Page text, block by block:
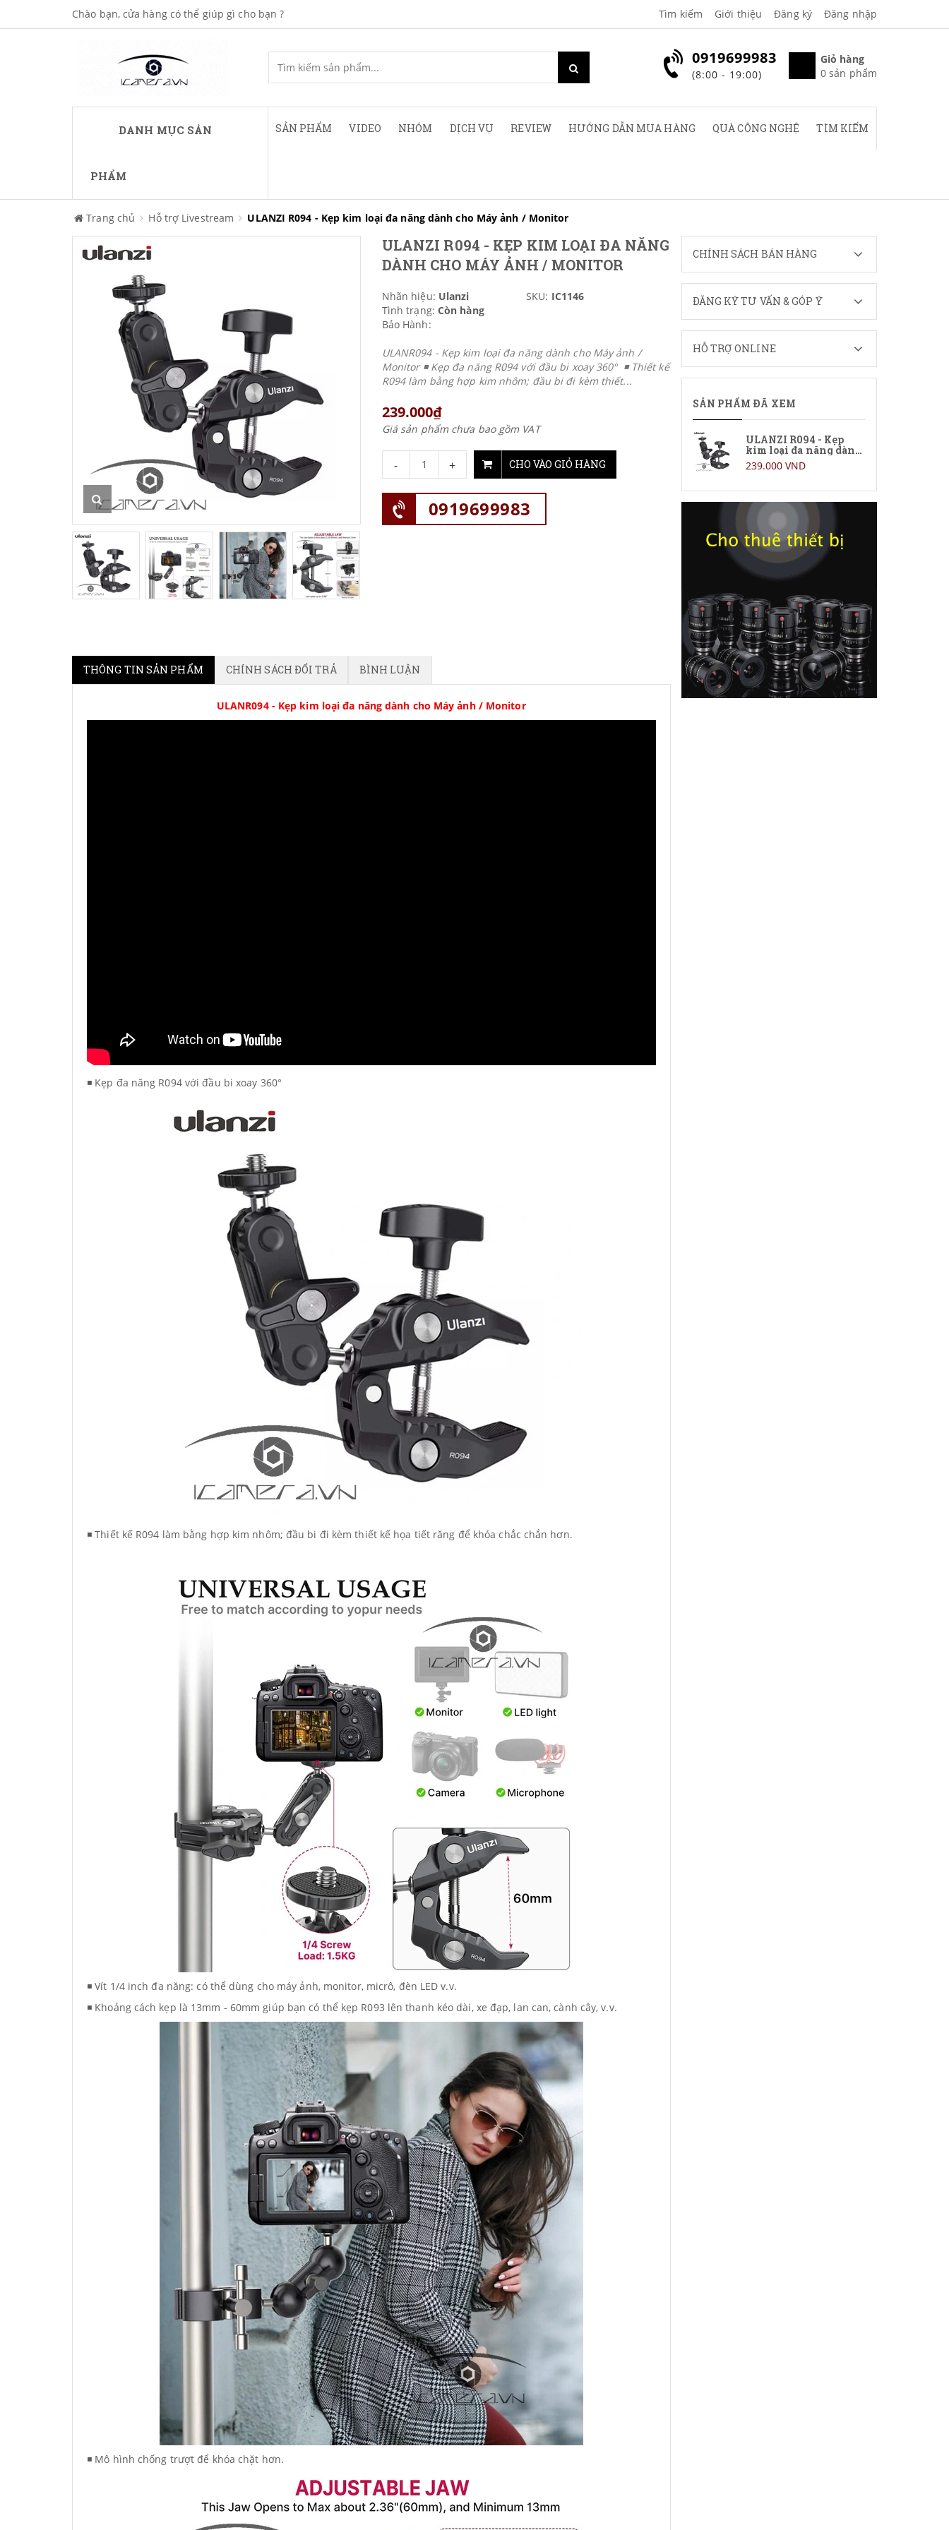
Chào bạn, cửa hàng có thể giúp gì cho bạn ? Tìm kiếm Giới thiệu Đăng ký Đăng nhập
Giỏ hàng
0 sản phẩm
0919699983
(8:00 - 19:00)
DANH MỤC SẢN
PHẨM
SẢN PHẨM VIDEO NHÓM DỊCH VỤ REVIEW HƯỚNG DẪN MUA HÀNG QUÀ CÔNG NGHỆ TÌM KIẾM
Trang chủ Hỗ trợ Livestream ULANZI R094 - Kẹp kim loại đa năng dành cho Máy ảnh / Monitor
ULANZI R094 - KẸP KIM LOẠI ĐA NĂNG
DÀNH CHO MÁY ẢNH / MONITOR
Nhãn hiệu: Ulanzi SKU: IC1146
Tình trạng: Còn hàng
Bảo Hành:
ULANR094 - Kẹp kim loại đa năng dành cho Máy ảnh /
Monitor ◾ Kẹp đa năng R094 với đầu bi xoay 360° ◾ Thiết kế
R094 làm bằng hợp kim nhôm; đầu bi đi kèm thiết...
239.000₫
Giá sản phẩm chưa bao gồm VAT
- + CHO VÀO GIỎ HÀNG
0919699983
THÔNG TIN SẢN PHẨM CHÍNH SÁCH ĐỔI TRẢ BÌNH LUẬN
ULANR094 - Kẹp kim loại đa năng dành cho Máy ảnh / Monitor
◾ Kẹp đa năng R094 với đầu bi xoay 360°
◾ Thiết kế R094 làm bằng hợp kim nhôm; đầu bi đi kèm thiết kế họa tiết răng để khóa chắc chắn hơn.
◾ Vít 1/4 inch đa năng: có thể dùng cho máy ảnh, monitor, micrô, đèn LED v.v.
◾ Khoảng cách kẹp là 13mm - 60mm giúp bạn có thể kẹp R093 lên thanh kéo dài, xe đạp, lan can, cành cây, v.v.
◾ Mô hình chống trượt để khóa chặt hơn.
CHÍNH SÁCH BÁN HÀNG
ĐĂNG KÝ TƯ VẤN & GÓP Ý
HỖ TRỢ ONLINE
SẢN PHẨM ĐÃ XEM
ULANZI R094 - Kẹp
kim loại đa năng dành
cho Máy ảnh / Monitor
239.000 VND